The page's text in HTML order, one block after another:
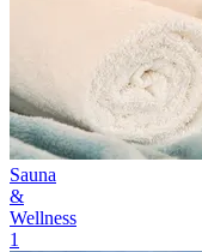
Sauna
&
Wellness
1